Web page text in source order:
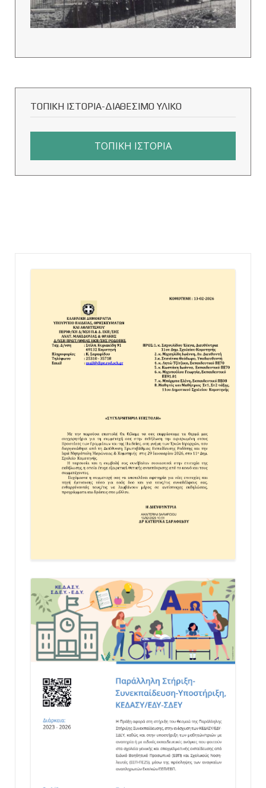
ΤΟΠΙΚΗ ΙΣΤΟΡΙΑ-ΔΙΑΘΕΣΙΜΟ ΥΛΙΚΟ
ΤΟΠΙΚΗ ΙΣΤΟΡΙΑ